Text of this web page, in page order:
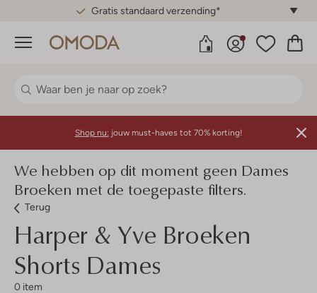
Gratis standaard verzending*
Menu
Shop nu: jouw must-haves tot 70% korting!
We hebben op dit moment geen Dames
Broeken met de toegepaste filters.
Terug
Harper & Yve Broeken
Shorts Dames
0 item